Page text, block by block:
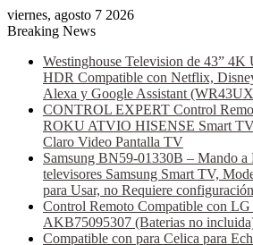
viernes, agosto 7 2026
Breaking News
Westinghouse Television de 43”
HDR Compatible con Netflix,
Alexa y Google Assistant
CONTROL EXPERT Control
ROKU ATVIO HISENSE Smart
Claro Video Pantalla TV
Samsung BN59-01330B – Mando a
televisores Samsung Smart TV,
para Usar, no Requiere configuración
Control Remoto Compatible con
AKB75095307 (Baterias no
Compatible con para Celica para